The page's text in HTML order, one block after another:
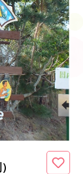
）